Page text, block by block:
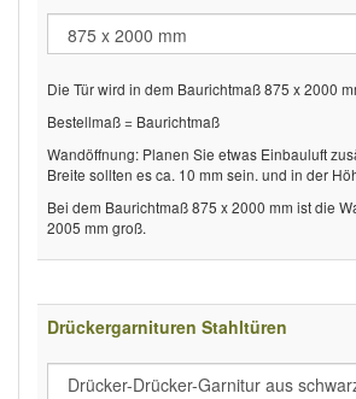
Die Tür wird in dem Baurichtmaß 875 x 2000
Bestellmaß = Baurichtmaß
Wandöffnung: Planen Sie etwas Einbauluft
Breite sollten es ca. 10 mm sein. und in der
Bei dem Baurichtmaß 875 x 2000 mm ist die
2005 mm groß.
Drückergarnituren Stahltüren